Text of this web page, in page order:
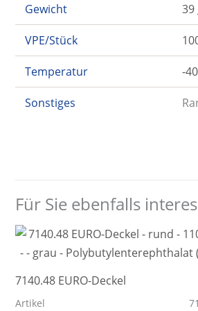
Gewicht 39
VPE/Stück
Temperatur -
Sonstiges
Für Sie ebenfalls
7140.48 EURO-Deckel
Artikel